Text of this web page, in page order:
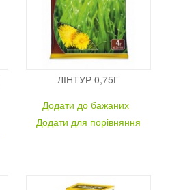
ЛІНТУР 0,75Г
Додати до бажаних
Додати для порівняння